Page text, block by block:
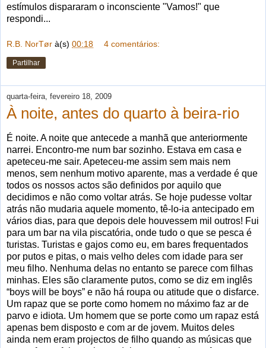
estímulos dispararam o inconsciente "Vamos!" que
respondi...
R.B. NorTør à(s) 00:18 4 comentários:
Partilhar
quarta-feira, fevereiro 18, 2009
À noite, antes do quarto à beira-rio
É noite. A noite que antecede a manhã que anteriormente
narrei. Encontro-me num bar sozinho. Estava em casa e
apeteceu-me sair. Apeteceu-me assim sem mais nem
menos, sem nenhum motivo aparente, mas a verdade é que
todos os nossos actos são definidos por aquilo que
decidimos e não como voltar atrás. Se hoje pudesse voltar
atrás não mudaria aquele momento, tê-lo-ia antecipado em
vários dias, para que depois dele houvessem mil outros! Fui
para um bar na vila piscatória, onde tudo o que se pesca é
turistas. Turistas e gajos como eu, em bares frequentados
por putos e pitas, o mais velho deles com idade para ser
meu filho. Nenhuma delas no entanto se parece com filhas
minhas. Eles são claramente putos, como se diz em inglês
“boys will be boys” e não há roupa ou atitude que o disfarce.
Um rapaz que se porte como homem no máximo faz ar de
parvo e idiota. Um homem que se porte como um rapaz está
apenas bem disposto e com ar de jovem. Muitos deles
ainda nem eram projectos de filho quando as músicas que